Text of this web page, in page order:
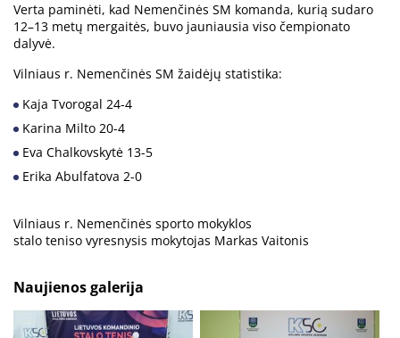
Verta paminėti, kad Nemenčinės SM komanda, kurią sudaro
12–13 metų mergaitės, buvo jauniausia viso čempionato
dalyvė.
Vilniaus r. Nemenčinės SM žaidėjų statistika:
Kaja Tvorogal 24-4
Karina Milto 20-4
Eva Chalkovskytė 13-5
Erika Abulfatova 2-0
Vilniaus r. Nemenčinės sporto mokyklos
stalo teniso vyresnysis mokytojas Markas Vaitonis
Naujienos galerija